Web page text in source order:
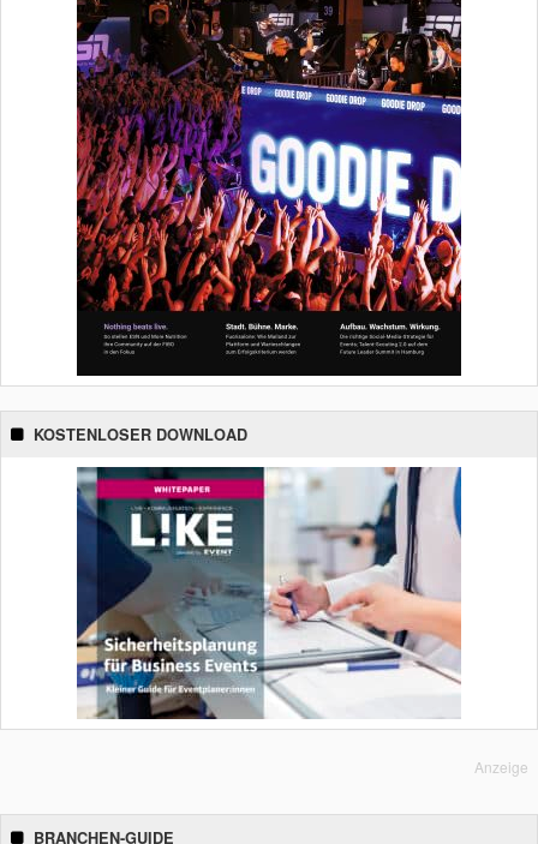
KOSTENLOSER DOWNLOAD
Anzeige
BRANCHEN-GUIDE